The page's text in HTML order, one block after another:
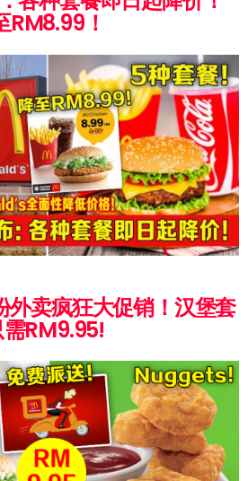
！
外卖疯狂大促销！汉堡套
RM9.95!